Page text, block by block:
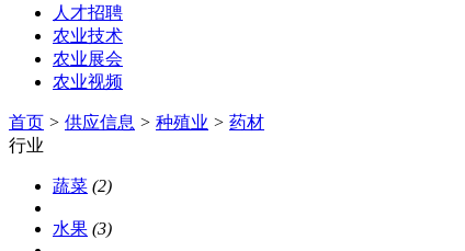
人才招聘
农业技术
农业展会
农业视频
首页 > 供应信息 > 种殖业 > 药材
行业
蔬菜 (2)
水果 (3)